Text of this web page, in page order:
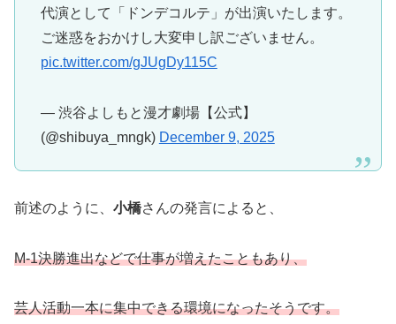
代演として「ドンデコルテ」が出演いたします。
ご迷惑をおかけし大変申し訳ございません。
pic.twitter.com/gJUgDy115C
— 渋谷よしもと漫才劇場【公式】
(@shibuya_mngk) December 9, 2025
前述のように、 小橋さんの発言によると、
M-1決勝進出などで仕事が増えたこともあり、
芸人活動一本に集中できる環境になったそうです。